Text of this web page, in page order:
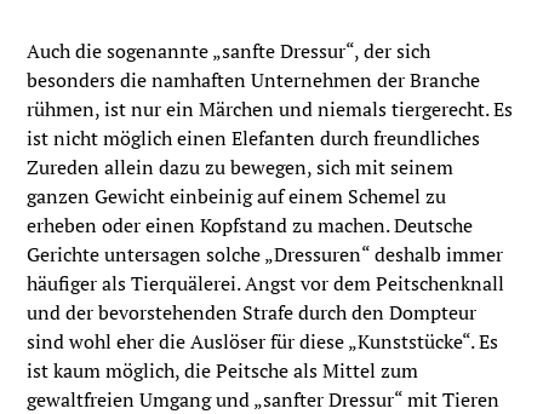
Auch die sogenannte „sanfte Dressur“, der sich
besonders die namhaften Unternehmen der Branche
rühmen, ist nur ein Märchen und niemals tiergerecht. Es
ist nicht möglich einen Elefanten durch freundliches
Zureden allein dazu zu bewegen, sich mit seinem
ganzen Gewicht einbeinig auf einem Schemel zu
erheben oder einen Kopfstand zu machen. Deutsche
Gerichte untersagen solche „Dressuren“ deshalb immer
häufiger als Tierquälerei. Angst vor dem Peitschenknall
und der bevorstehenden Strafe durch den Dompteur
sind wohl eher die Auslöser für diese „Kunststücke“. Es
ist kaum möglich, die Peitsche als Mittel zum
gewaltfreien Umgang und „sanfter Dressur“ mit Tieren